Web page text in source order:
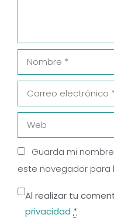
Nombre
Correo
electrónico
Web
Guarda mi
este navegador para
Al realizar tu
privacidad *